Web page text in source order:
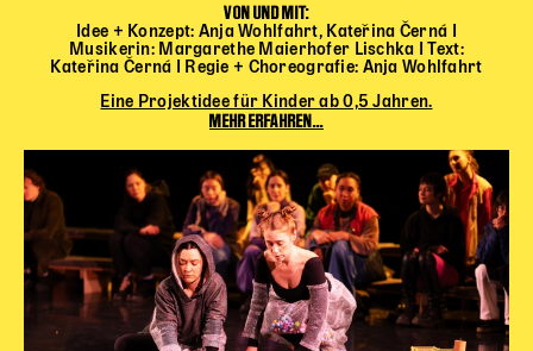
VON UND MIT:
Idee + Konzept: Anja Wohlfahrt, Kateřina Černá I
Musikerin: Margarethe Maierhofer Lischka I Text:
Kateřina Černá I Regie + Choreografie: Anja Wohlfahrt
Eine Projektidee für Kinder ab 0,5 Jahren.
MEHR ERFAHREN...